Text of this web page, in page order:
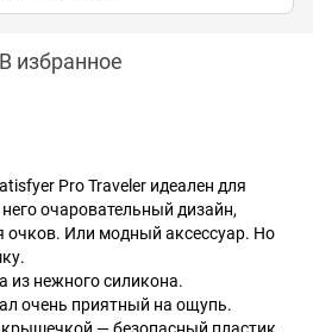
В избранное
Pro Traveler идеален для
очаровательный дизайн,
Или модный аксессуар. Но
из нежного силикона.
очень приятный на ощупь.
— безопасный пластик.